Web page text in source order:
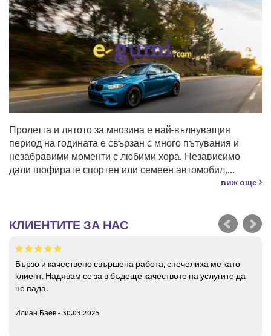
Пролетта и лятото за мнозина е най-вълнуващия
период на годината е свързан с много пътувания и
незабравими моменти с любими хора. Независимо
дали шофирате спортен или семеен автомобил,...
виж още
КЛИЕНТИТЕ ЗА НАС
Бързо и качествено свършена работа, спечелиха ме като
клиент. Надявам се за в бъдеще качеството на услугите да
не пада.
Илиан Баев - 30.03.2025